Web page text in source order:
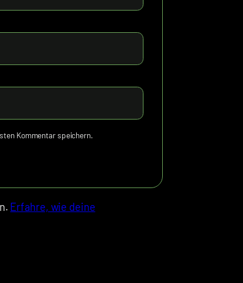
Kommentar speichern.
Erfahre, wie deine